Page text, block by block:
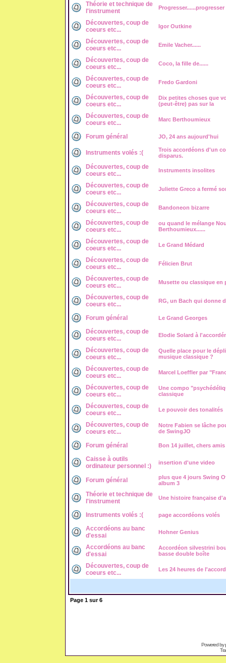
Théorie et technique de
l'instrument
Découvertes, coup de
coeurs etc...
Igor Outkine
Découvertes, coup de
coeurs etc...
Emile Vacher......
Découvertes, coup de
coeurs etc...
Coco, la fille de......
Découvertes, coup de
coeurs etc...
Fredo Gardoni
Découvertes, coup de
coeurs etc...
Dix petites choses que
(peut-être) pas sur la
Découvertes, coup de
coeurs etc...
Marc Berthoumieux
Forum général JO, 24 ans aujourd'hui
Instruments volés :(
Trois accordéons d'un
disparus.
Découvertes, coup de
coeurs etc...
Instruments insolites
Découvertes, coup de
coeurs etc...
Juliette Greco a fermé
Découvertes, coup de
coeurs etc...
Bandoneon bizarre
Découvertes, coup de
coeurs etc...
ou quand le mélange
Berthoumieux......
Découvertes, coup de
coeurs etc...
Le Grand Médard
Découvertes, coup de
coeurs etc...
Félicien Brut
Découvertes, coup de
coeurs etc...
Musette ou classique en
Découvertes, coup de
coeurs etc...
RG, un Bach qui donne
Forum général Le Grand Georges
Découvertes, coup de
coeurs etc...
Elodie Solard à
Découvertes, coup de
coeurs etc...
Quelle place pour le
musique classique ?
Découvertes, coup de
coeurs etc...
Marcel Loeffler par
Découvertes, coup de
coeurs etc...
Une compo
classique
Découvertes, coup de
coeurs etc...
Le pouvoir des tonalités
Découvertes, coup de
coeurs etc...
Notre Fabien se lâche
de SwingJO
Forum général Bon 14 juillet, chers
Caisse à outils
ordinateur personnel :)
insertion d'une video
Forum général
plus que 4 jours Swing
album 3
Théorie et technique de
l'instrument
Une histoire française
Instruments volés :( page accordéons volés
Accordéons au banc
d'essai
Hohner Genius
Accordéons au banc
d'essai
Accordéon silvestrini
basse double boîte
Découvertes, coup de
coeurs etc...
Les 24 heures de
Page 1sur6
Powered by